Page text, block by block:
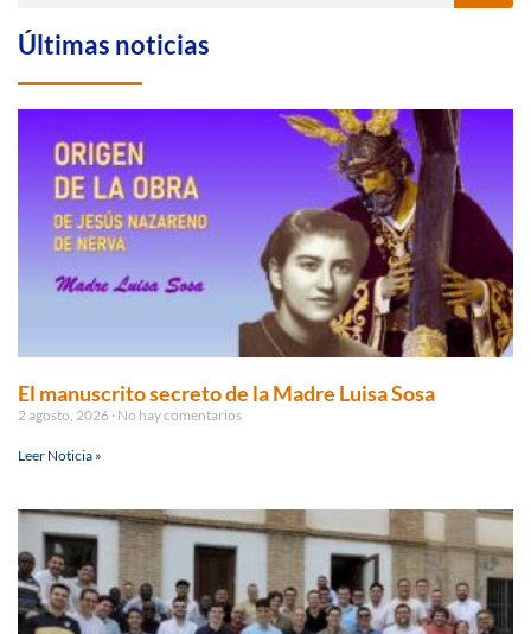
Últimas noticias
El manuscrito secreto de la Madre Luisa Sosa
2 agosto, 2026 No hay comentarios
Leer Noticia »